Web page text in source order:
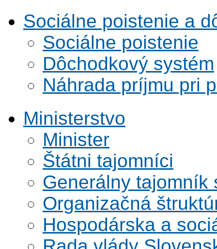
Sociálne poistenie a
Sociálne poistenie
Dôchodkový systém
Náhrada príjmu pri
Ministerstvo
Minister
Štátni tajomníci
Generálny tajomník
Organizačná
Hospodárska a